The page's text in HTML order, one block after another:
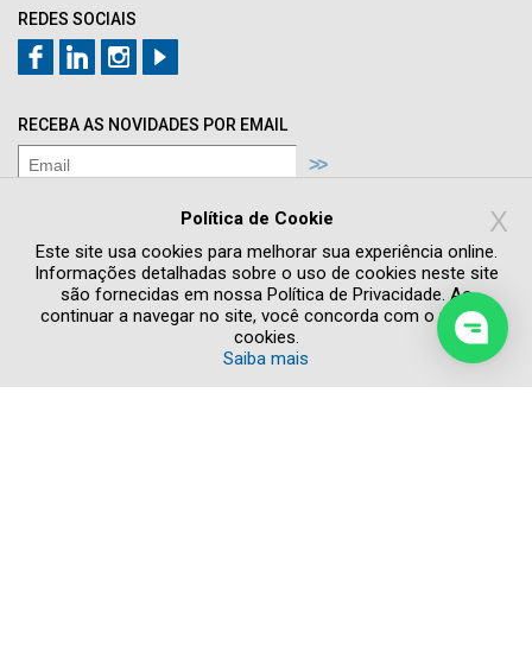
REDES SOCIAIS
RECEBA AS NOVIDADES POR EMAIL
Quero receber novidades e promoções
Política de Cookie X
Este site usa cookies para melhorar sua experiência online.
Informações detalhadas sobre o uso de cookies neste site
são fornecidas em nossa Política de Privacidade. Ao
continuar a navegar no site, você concorda com o uso de
cookies.
Saiba mais